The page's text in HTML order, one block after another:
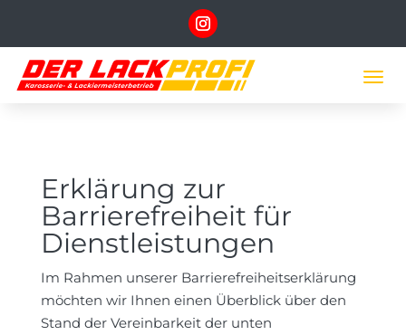
Erklärung zur
Barrierefreiheit für
Dienstleistungen
Im Rahmen unserer Barrierefreiheitserklärung
möchten wir Ihnen einen Überblick über den
Stand der Vereinbarkeit der unten